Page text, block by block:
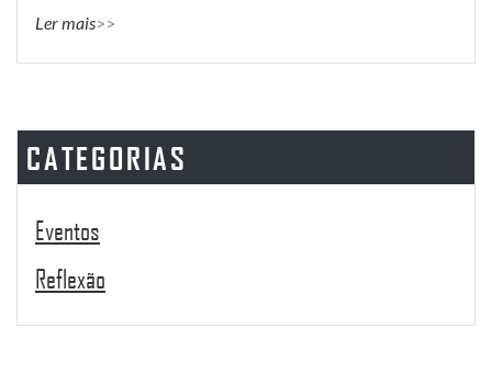
Ler mais
CATEGORIAS
Eventos
Reflexão